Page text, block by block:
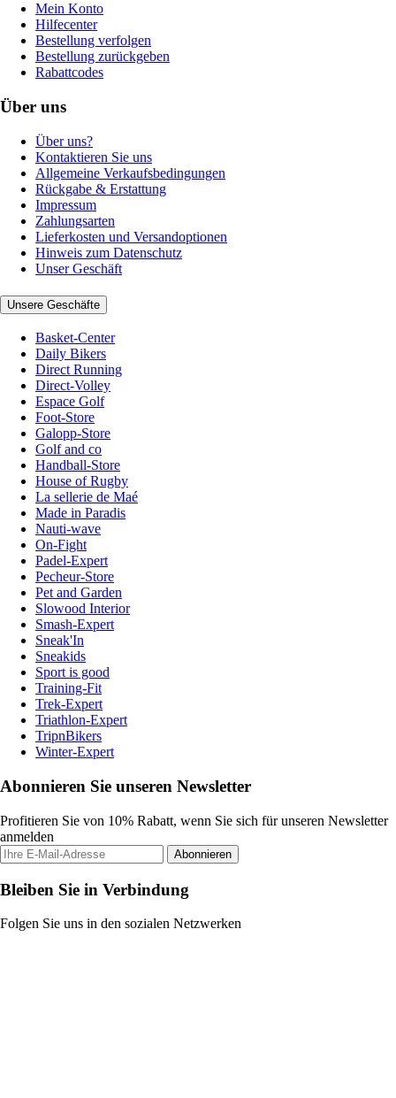
Mein Konto
Hilfecenter
Bestellung verfolgen
Bestellung zurückgeben
Rabattcodes
Über uns
Über uns?
Kontaktieren Sie uns
Allgemeine Verkaufsbedingungen
Rückgabe & Erstattung
Impressum
Zahlungsarten
Lieferkosten und Versandoptionen
Hinweis zum Datenschutz
Unser Geschäft
Unsere Geschäfte
Basket-Center
Daily Bikers
Direct Running
Direct-Volley
Espace Golf
Foot-Store
Galopp-Store
Golf and co
Handball-Store
House of Rugby
La sellerie de Maé
Made in Paradis
Nauti-wave
On-Fight
Padel-Expert
Pecheur-Store
Pet and Garden
Slowood Interior
Smash-Expert
Sneak'In
Sneakids
Sport is good
Training-Fit
Trek-Expert
Triathlon-Expert
TripnBikers
Winter-Expert
Abonnieren Sie unseren Newsletter
Profitieren Sie von 10% Rabatt, wenn Sie sich für unseren Newsletter
anmelden
Abonnieren
Bleiben Sie in Verbindung
Folgen Sie uns in den sozialen Netzwerken